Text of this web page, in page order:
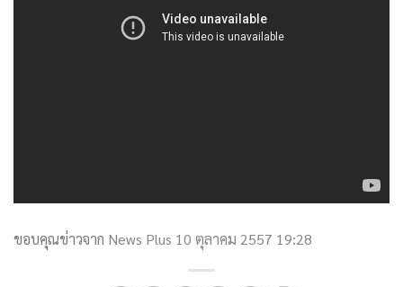
ขอบคุณข่าวจาก News Plus 10 ตุลาคม 2557 19:28